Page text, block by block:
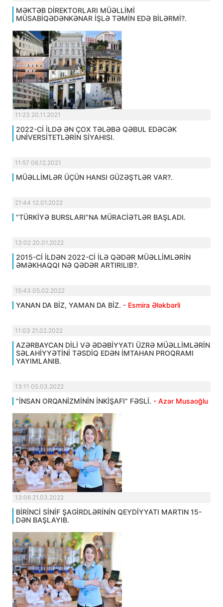
MƏKTƏB DİREKTORLARI MÜƏLLİMİ
MÜSABİQƏDƏNKƏNAR İŞLƏ TƏMİN EDƏ BİLƏRMİ?.
11:23 20.11.2021
2022-Cİ İLDƏ ƏN ÇOX TƏLƏBƏ QƏBUL EDƏCƏK
UNİVERSİTETLƏRİN SİYAHISI.
11:57 06.12.2021
MÜƏLLİMLƏR ÜÇÜN HANSI GÜZƏŞTLƏR VAR?.
21:44 12.01.2022
“TÜRKİYƏ BURSLARI”NA MÜRACİƏTLƏR BAŞLADI.
13:02 20.01.2022
2015-Cİ İLDƏN 2022-Cİ İLƏ QƏDƏR MÜƏLLİMLƏRİN
ƏMƏKHAQQI NƏ QƏDƏR ARTIRILIB?.
15:43 05.02.2022
YANAN DA BİZ, YAMAN DA BİZ. - Esmira Ələkbərli
11:03 21.02.2022
AZƏRBAYCAN DİLİ VƏ ƏDƏBİYYATI ÜZRƏ MÜƏLLİMLƏRİN
SƏLAHİYYƏTİNİ TƏSDİQ EDƏN İMTAHAN PROQRAMI
YAYIMLANIB.
13:11 05.03.2022
“İNSAN ORQANİZMİNİN İNKİŞAFI” FƏSLİ. - Azər Musaoğlu
13:06 21.03.2022
BİRİNCİ SİNİF ŞAGİRDLƏRİNİN QEYDİYYATI MARTIN 15-
DƏN BAŞLAYIB.